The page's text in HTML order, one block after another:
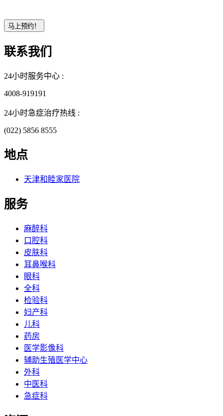
联系我们
24小时服务中心 :
4008-919191
24小时急症治疗热线 :
(022) 5856 8555
地点
天津和睦家医院
服务
麻醉科
口腔科
皮肤科
耳鼻喉科
眼科
全科
检验科
妇产科
儿科
药房
医学影像科
辅助生殖医学中心
外科
中医科
急症科